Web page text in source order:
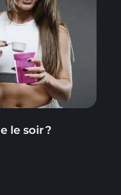
le soir ?